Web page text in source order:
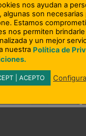
SUCURSAL
nos ayudan a
algunas son
Estamos
nos permiten
y un mejor
nuestra Política de
| ACEPTO